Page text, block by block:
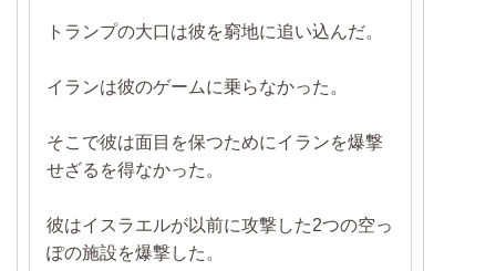
トランプの大口は彼を窮地に追い込んだ。
イランは彼のゲームに乗らなかった。
そこで彼は面目を保つためにイランを爆撃
せざるを得なかった。
彼はイスラエルが以前に攻撃した2つの空っ
ぽの施設を爆撃した。